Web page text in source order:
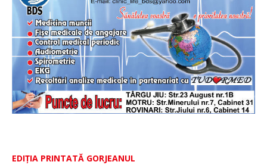
EDIȚIA PRINTATĂ GORJEANUL